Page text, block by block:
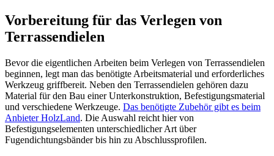
Vorbereitung für das Verlegen von
Terrassendielen
Bevor die eigentlichen Arbeiten beim Verlegen von Terrassendielen
beginnen, legt man das benötigte Arbeitsmaterial und erforderliches
Werkzeug griffbereit. Neben den Terrassendielen gehören dazu
Material für den Bau einer Unterkonstruktion, Befestigungsmaterial
und verschiedene Werkzeuge. Das benötigte Zubehör gibt es beim
Anbieter HolzLand. Die Auswahl reicht hier von
Befestigungselementen unterschiedlicher Art über
Fugendichtungsbänder bis hin zu Abschlussprofilen.